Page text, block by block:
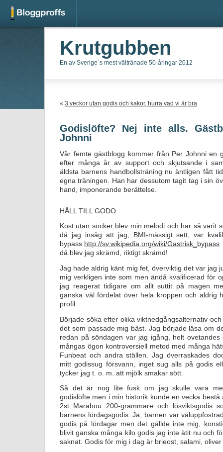
Krutgubben
En av Sverige´s mest vältränade 50-åringar 2012
« 3 veckor utan godis och kakor, hurra vad vi är bra
Godislöfte? Nej inte alls.
Johnni
Vår femte gästblogg kommer från Per Johnni en
efter många år av support och skjutsande i
äldsta barnens handbollsträning nu äntligen fått
egna träningen. Han har dessutom tagit tag i sin
hand, imponerande berättelse.
HÅLL TILL GODO
Kost utan socker blev min melodi och har så varit
då jag insåg att jag, BMI-mässigt sett, var
bypass http://sv.wikipedia.org/wiki/Gastrisk_bypass
då blev jag skrämd, riktigt skrämd!
Jag hade aldrig känt mig fet, överviktig det var jag
mig verkligen inte som men ändå kvalificerad för
jag reagerat tidigare om allt suttit på magen
ganska väl fördelat över hela kroppen och aldrig
profil.
Började söka efter olika viktnedgångsalternativ
det som passade mig bäst. Jag började läsa om
redan på söndagen var jag igång, helt
mångas ögon kontroversiell metod med många
Funbeat och andra ställen. Jag överraskades
mitt godissug försvann, inget sug alls på godis
tycker jag t. o. m. att mjölk smakar sött.
Så det är nog lite fusk om jag skulle vara
godislöfte men i min historik kunde en vecka bestå
2st Marabou 200-grammare och lösviktsgodis
barnens lördagsgodis. Ja, barnen var
godis på lördagar men det gällde inte mig,
blivit ganska många kilo godis jag inte ätit nu och
saknat. Godis för mig i dag är brieost, salami,